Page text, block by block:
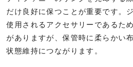
だけ良好に保つことが重要です。
使用されるアクセサリーであるた
がありますが、保管時に柔らかい
状態維持につながります。